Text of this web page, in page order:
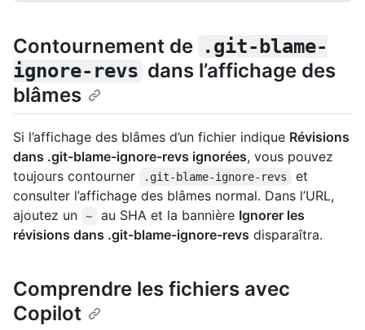
Contournement de .git-blame-
ignore-revs dans l’affichage des
blâmes
Si l’affichage des blâmes d’un fichier indique Révisions
dans .git-blame-ignore-revs ignorées, vous pouvez
toujours contourner
.git-blame-ignore-revs
et
consulter l’affichage des blâmes normal. Dans l’URL,
ajoutez un
~ au SHA et la bannière Ignorer les
révisions dans .git-blame-ignore-revs disparaîtra.
Comprendre les fichiers avec
Copilot